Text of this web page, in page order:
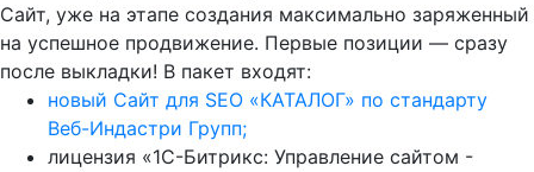
Сайт, уже на этапе создания максимально заряженный
на успешное продвижение. Первые позиции — сразу
после выкладки! В пакет входят:
новый Сайт для SEO «КАТАЛОГ» по стандарту
Веб-Индастри Групп;
лицензия «1С-Битрикс: Управление сайтом -